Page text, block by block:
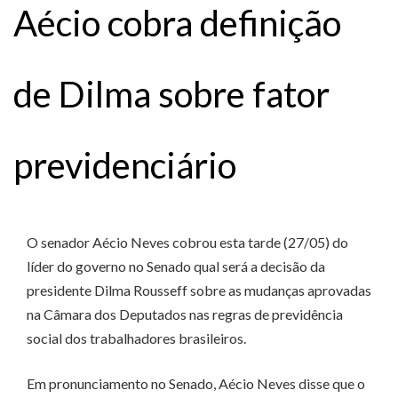
Aécio cobra definição
de Dilma sobre fator
previdenciário
O senador Aécio Neves cobrou esta tarde (27/05) do
líder do governo no Senado qual será a decisão da
presidente Dilma Rousseff sobre as mudanças aprovadas
na Câmara dos Deputados nas regras de previdência
social dos trabalhadores brasileiros.
Em pronunciamento no Senado, Aécio Neves disse que o